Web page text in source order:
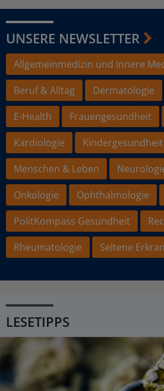
UNSERE NEWSLETTER
Allgemeinmedizin und Innere
Beruf & Alltag
Dermatologie
E-Health
Frauengesundheit
Kardiologie
Kindergesundheit
Menschen & Leben
Onkologie
Ophthalmologie
PolitKompass Gesundheit
Rheumatologie
Seltene
LESETIPPS